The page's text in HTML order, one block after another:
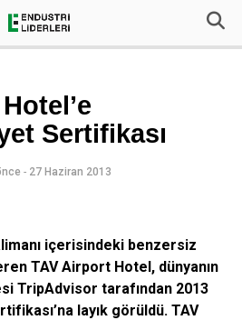
Sertifikası
- 27 Haziran 2013
içerisindeki benzersiz
TAV Airport Hotel, dünyanın
TripAdvisor tarafından 2013
layık görüldü. TAV